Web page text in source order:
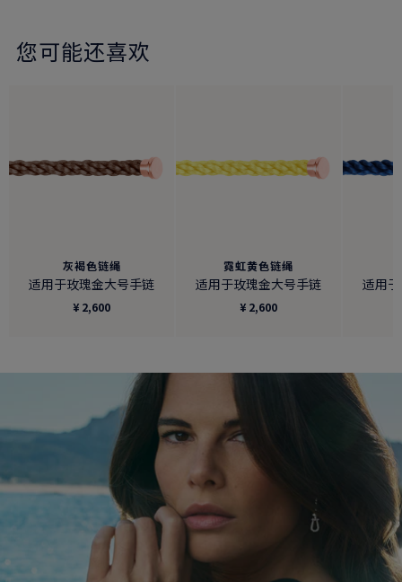
您可能还喜欢
灰褐色链绳
适用于玫瑰金大号手链
¥ 2,600
霓虹黄色链绳
适用于玫瑰金大号手链
¥ 2,600
适用